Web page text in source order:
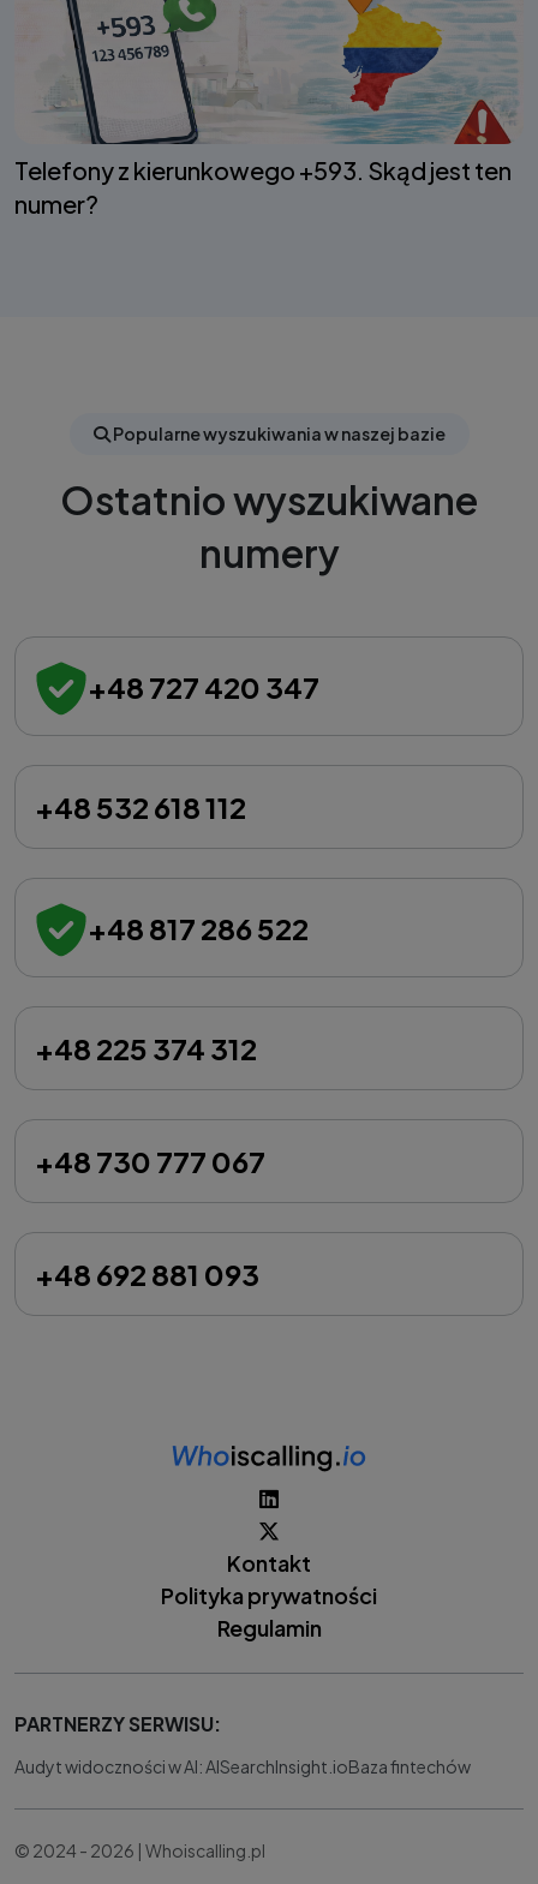
Telefony z kierunkowego +593. Skąd jest ten
numer?
Popularne wyszukiwania w naszej bazie
Ostatnio wyszukiwane
numery
+48 727 420 347
+48 532 618 112
+48 817 286 522
+48 225 374 312
+48 730 777 067
+48 692 881 093
Kontakt
Polityka prywatności
Regulamin
PARTNERZY SERWISU:
Audyt widoczności w AI: AISearchInsight.ioBaza fintechów
© 2024 - 2026 | Whoiscalling.pl